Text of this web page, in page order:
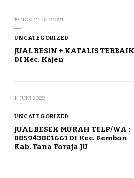
19 NOVEMBER 2021
UNCATEGORIZED
JUAL RESIN + KATALIS TERBAIK
DI Kec. Kajen
14 JUNI 2022
UNCATEGORIZED
JUAL BESEK MURAH TELP/WA :
085943801661 DI Kec. Rembon
Kab. Tana Toraja JU